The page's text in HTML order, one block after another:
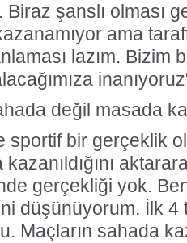
şanslı olması
ama
lazım. Bizim
değil masada
bir gerçeklik
gerçekliği yok.
düşünüyorum. İlk 4
Maçların sahada